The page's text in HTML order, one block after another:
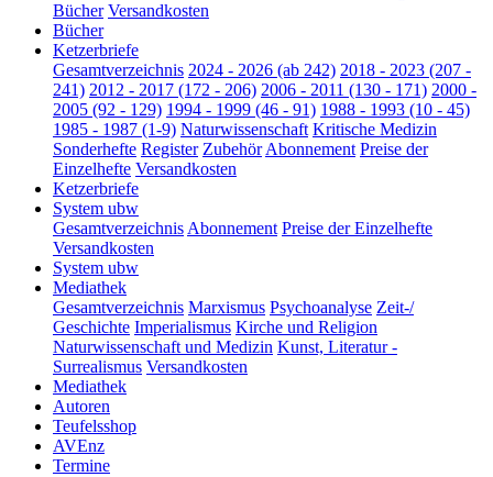
Bücher Versandkosten
Bücher
Ketzerbriefe
Gesamtverzeichnis 2024 - 2026 (ab 242) 2018 - 2023 (207 -
241) 2012 - 2017 (172 - 206) 2006 - 2011 (130 - 171) 2000 -
2005 (92 - 129) 1994 - 1999 (46 - 91) 1988 - 1993 (10 - 45)
1985 - 1987 (1-9) Naturwissenschaft Kritische Medizin
Sonderhefte Register ZubehörAbonnement Preise der
Einzelhefte Versandkosten
Ketzerbriefe
System ubw
GesamtverzeichnisAbonnement Preise der Einzelhefte
Versandkosten
System ubw
Mediathek
Gesamtverzeichnis Marxismus Psychoanalyse Zeit-/
Geschichte Imperialismus Kirche und Religion
Naturwissenschaft und Medizin Kunst, Literatur -
Surrealismus Versandkosten
Mediathek
Autoren
Teufelsshop
AVEnz
Termine